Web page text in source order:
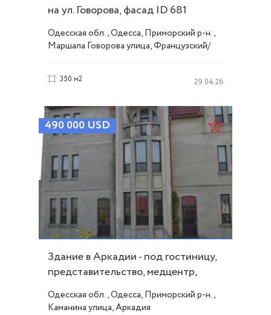
на ул. Говорова, фасад ID 681
Одесская обл., Одесса, Приморский р-н.,
Маршала Говорова улица, Французский/
350 м2 29.04.26
490 000 USD
Здание в Аркадии - под гостиницу,
представительство, медцентр,
офис ID 4107
Одесская обл., Одесса, Приморский р-н.,
Каманина улица, Аркадия